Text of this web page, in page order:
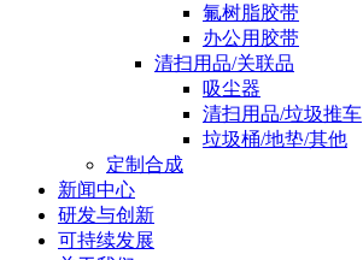
氟树脂胶带
办公用胶带
清扫用品/关联品
吸尘器
清扫用品/垃圾推车
垃圾桶/地垫/其他
定制合成
新闻中心
研发与创新
可持续发展